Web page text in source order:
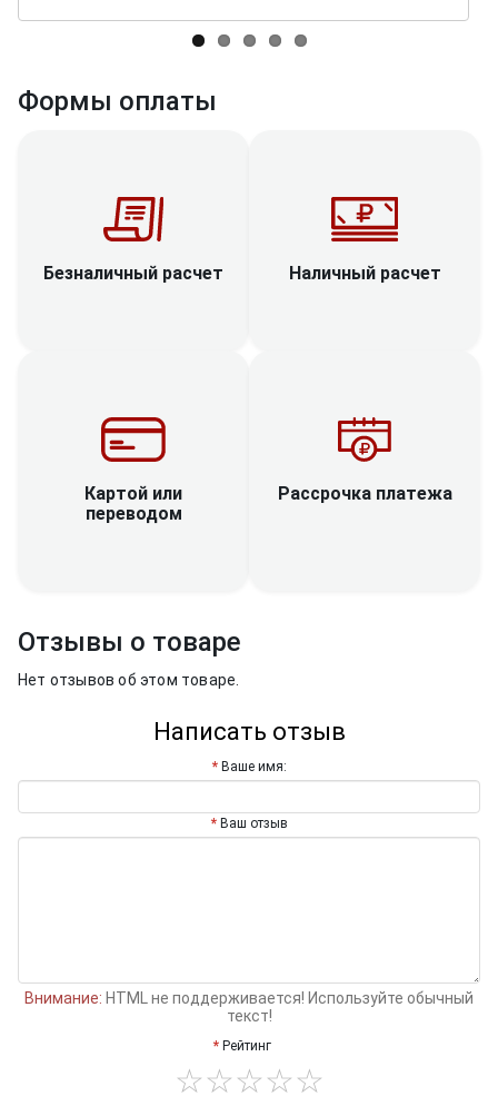
Формы оплаты
Безналичный расчет Наличный расчет
Картой или
переводом
Рассрочка платежа
Отзывы о товаре
Нет отзывов об этом товаре.
Написать отзыв
Ваше имя:
Ваш отзыв
Внимание: HTML не поддерживается! Используйте обычный
текст!
Рейтинг